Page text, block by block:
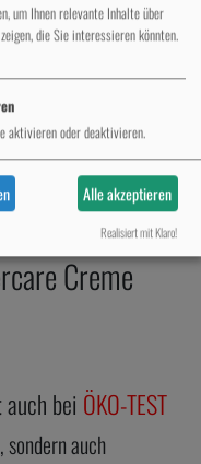
für dein
Butter
​Creme
auch bei ÖKO-TEST
auch
um Ihnen relevante Inhalte über
die Sie interessieren könnten.
aktivieren oder deaktivieren.
Alle akzeptieren
Realisiert mit Klaro!